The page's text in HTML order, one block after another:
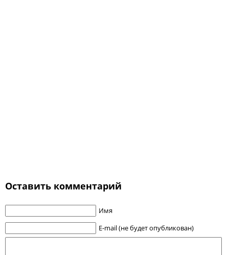
Оставить комментарий
Имя
E-mail (не будет опубликован)